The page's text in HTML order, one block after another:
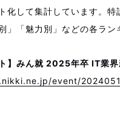
化して集計しています。
」「魅力別」などの各ラン
】みん就 2025年卒 IT業
event/